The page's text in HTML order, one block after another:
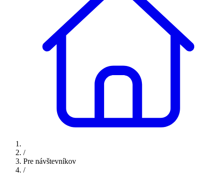
/
Pre návštevníkov
/